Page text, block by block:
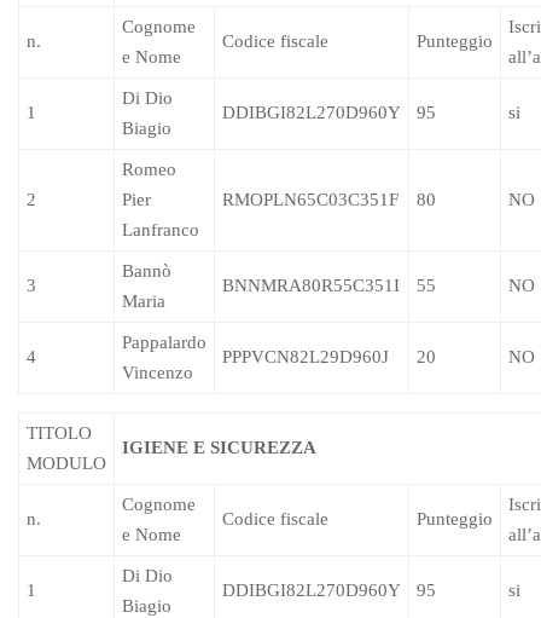
n.
Cognome
e Nome
Codice fiscale Punteggio
1
Di Dio
Biagio
DDIBGI82L270D960Y 95 si
2
Romeo
Pier
Lanfranco
RMOPLN65C03C351F 80 NO
3
Bannò
Maria
BNNMRA80R55C351I 55 NO
4
Pappalardo
Vincenzo
PPPVCN82L29D960J 20 NO
TITOLO
MODULO
IGIENE E SICUREZZA
n.
Cognome
e Nome
Codice fiscale Punteggio
1
Di Dio
Biagio
DDIBGI82L270D960Y 95 si